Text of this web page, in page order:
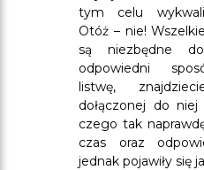
tym celu
Otóż – nie!
są niezbędne
odpowiedni
listwę,
dołączonej do
czego tak
czas oraz
jednak pojawiły się